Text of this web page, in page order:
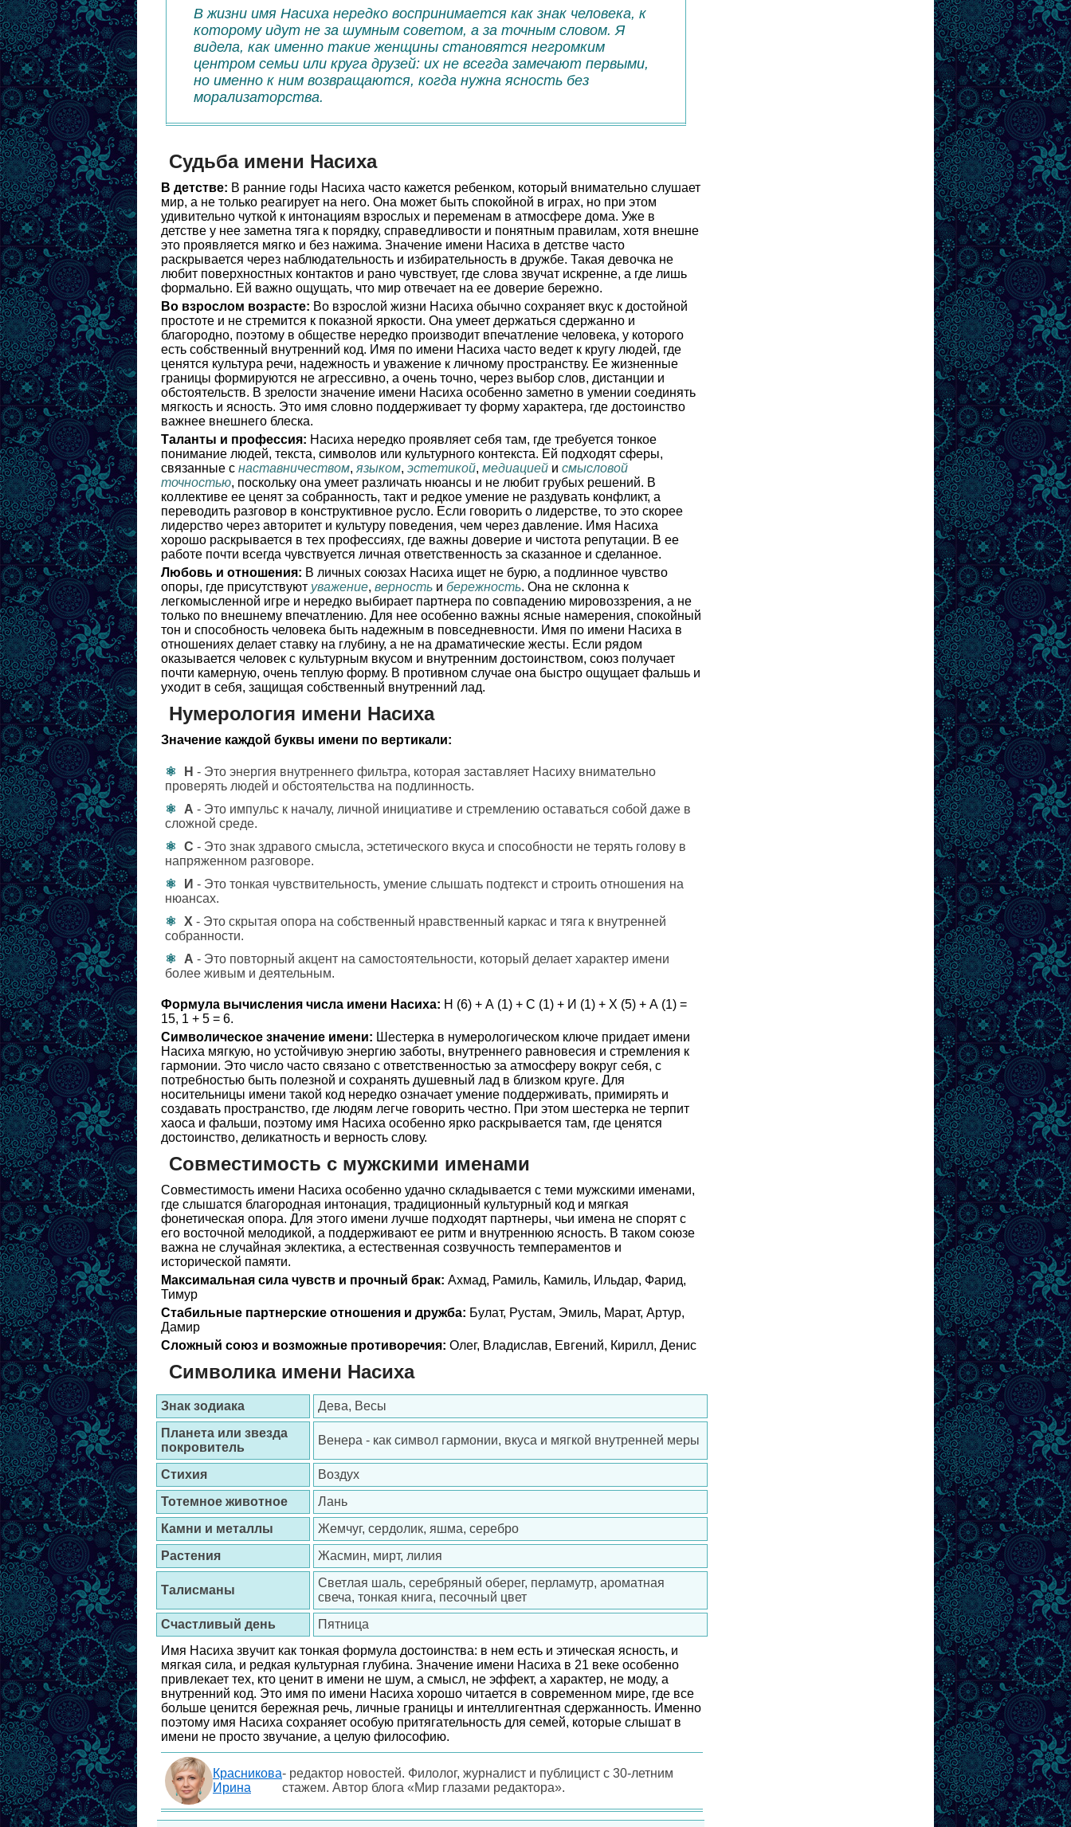
В жизни имя Насиха нередко воспринимается как знак человека, к
которому идут не за шумным советом, а за точным словом. Я
видела, как именно такие женщины становятся негромким
центром семьи или круга друзей: их не всегда замечают первыми,
но именно к ним возвращаются, когда нужна ясность без
морализаторства.
Судьба имени Насиха
В детстве: В ранние годы Насиха часто кажется ребенком, который внимательно слушает
мир, а не только реагирует на него. Она может быть спокойной в играх, но при этом
удивительно чуткой к интонациям взрослых и переменам в атмосфере дома. Уже в
детстве у нее заметна тяга к порядку, справедливости и понятным правилам, хотя внешне
это проявляется мягко и без нажима. Значение имени Насиха в детстве часто
раскрывается через наблюдательность и избирательность в дружбе. Такая девочка не
любит поверхностных контактов и рано чувствует, где слова звучат искренне, а где лишь
формально. Ей важно ощущать, что мир отвечает на ее доверие бережно.
Во взрослом возрасте: Во взрослой жизни Насиха обычно сохраняет вкус к достойной
простоте и не стремится к показной яркости. Она умеет держаться сдержанно и
благородно, поэтому в обществе нередко производит впечатление человека, у которого
есть собственный внутренний код. Имя по имени Насиха часто ведет к кругу людей, где
ценятся культура речи, надежность и уважение к личному пространству. Ее жизненные
границы формируются не агрессивно, а очень точно, через выбор слов, дистанции и
обстоятельств. В зрелости значение имени Насиха особенно заметно в умении соединять
мягкость и ясность. Это имя словно поддерживает ту форму характера, где достоинство
важнее внешнего блеска.
Таланты и профессия: Насиха нередко проявляет себя там, где требуется тонкое
понимание людей, текста, символов или культурного контекста. Ей подходят сферы,
связанные с наставничеством, языком, эстетикой, медиацией и смысловой
точностью, поскольку она умеет различать нюансы и не любит грубых решений. В
коллективе ее ценят за собранность, такт и редкое умение не раздувать конфликт, а
переводить разговор в конструктивное русло. Если говорить о лидерстве, то это скорее
лидерство через авторитет и культуру поведения, чем через давление. Имя Насиха
хорошо раскрывается в тех профессиях, где важны доверие и чистота репутации. В ее
работе почти всегда чувствуется личная ответственность за сказанное и сделанное.
Любовь и отношения: В личных союзах Насиха ищет не бурю, а подлинное чувство
опоры, где присутствуют уважение, верность и бережность. Она не склонна к
легкомысленной игре и нередко выбирает партнера по совпадению мировоззрения, а не
только по внешнему впечатлению. Для нее особенно важны ясные намерения, спокойный
тон и способность человека быть надежным в повседневности. Имя по имени Насиха в
отношениях делает ставку на глубину, а не на драматические жесты. Если рядом
оказывается человек с культурным вкусом и внутренним достоинством, союз получает
почти камерную, очень теплую форму. В противном случае она быстро ощущает фальшь и
уходит в себя, защищая собственный внутренний лад.
Нумерология имени Насиха
Значение каждой буквы имени по вертикали:
Н - Это энергия внутреннего фильтра, которая заставляет Насиху внимательно
проверять людей и обстоятельства на подлинность.
А - Это импульс к началу, личной инициативе и стремлению оставаться собой даже в
сложной среде.
С - Это знак здравого смысла, эстетического вкуса и способности не терять голову в
напряженном разговоре.
И - Это тонкая чувствительность, умение слышать подтекст и строить отношения на
нюансах.
Х - Это скрытая опора на собственный нравственный каркас и тяга к внутренней
собранности.
А - Это повторный акцент на самостоятельности, который делает характер имени
более живым и деятельным.
Формула вычисления числа имени Насиха: Н (6) + А (1) + С (1) + И (1) + Х (5) + А (1) =
15, 1 + 5 = 6.
Символическое значение имени: Шестерка в нумерологическом ключе придает имени
Насиха мягкую, но устойчивую энергию заботы, внутреннего равновесия и стремления к
гармонии. Это число часто связано с ответственностью за атмосферу вокруг себя, с
потребностью быть полезной и сохранять душевный лад в близком круге. Для
носительницы имени такой код нередко означает умение поддерживать, примирять и
создавать пространство, где людям легче говорить честно. При этом шестерка не терпит
хаоса и фальши, поэтому имя Насиха особенно ярко раскрывается там, где ценятся
достоинство, деликатность и верность слову.
Совместимость с мужскими именами
Совместимость имени Насиха особенно удачно складывается с теми мужскими именами,
где слышатся благородная интонация, традиционный культурный код и мягкая
фонетическая опора. Для этого имени лучше подходят партнеры, чьи имена не спорят с
его восточной мелодикой, а поддерживают ее ритм и внутреннюю ясность. В таком союзе
важна не случайная эклектика, а естественная созвучность темпераментов и
исторической памяти.
Максимальная сила чувств и прочный брак: Ахмад, Рамиль, Камиль, Ильдар, Фарид,
Тимур
Стабильные партнерские отношения и дружба: Булат, Рустам, Эмиль, Марат, Артур,
Дамир
Сложный союз и возможные противоречия: Олег, Владислав, Евгений, Кирилл, Денис
Символика имени Насиха
Знак зодиака
Дева, Весы
Планета или звезда
покровитель
Венера - как символ гармонии, вкуса и мягкой внутренней меры
Стихия
Воздух
Тотемное животное
Лань
Камни и металлы
Жемчуг, сердолик, яшма, серебро
Растения
Жасмин, мирт, лилия
Талисманы
Светлая шаль, серебряный оберег, перламутр, ароматная
свеча, тонкая книга, песочный цвет
Счастливый день
Пятница
Имя Насиха звучит как тонкая формула достоинства: в нем есть и этическая ясность, и
мягкая сила, и редкая культурная глубина. Значение имени Насиха в 21 веке особенно
привлекает тех, кто ценит в имени не шум, а смысл, не эффект, а характер, не моду, а
внутренний код. Это имя по имени Насиха хорошо читается в современном мире, где все
больше ценится бережная речь, личные границы и интеллигентная сдержанность. Именно
поэтому имя Насиха сохраняет особую притягательность для семей, которые слышат в
имени не просто звучание, а целую философию.
Красникова
Ирина
- редактор новостей. Филолог, журналист и публицист с 30-летним
стажем. Автор блога «Мир глазами редактора».